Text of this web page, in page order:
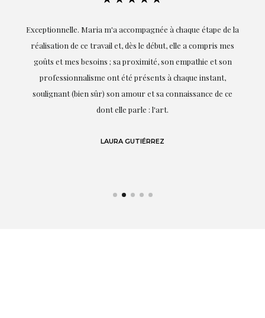
Exceptionnelle. Maria m'a accompagnée à chaque étape de la
réalisation de ce travail et, dès le début, elle a compris mes
goûts et mes besoins ; sa proximité, son empathie et son
professionnalisme ont été présents à chaque instant,
soulignant (bien sûr) son amour et sa connaissance de ce
dont elle parle : l'art.
LAURA GUTIÉRREZ